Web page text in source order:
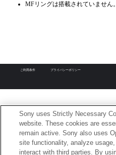
MFリングは搭載されていません。
ご利用条件 プライバシーポリシー
Sony uses Strictly Necessary
website. These cookies are
remain active. Sony also uses
site functionality, analyze
interact with third parties. By